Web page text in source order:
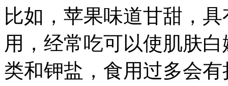
比如，苹果味道甘甜，
用，经常吃可以使肌肤
类和钾盐，食用过多会